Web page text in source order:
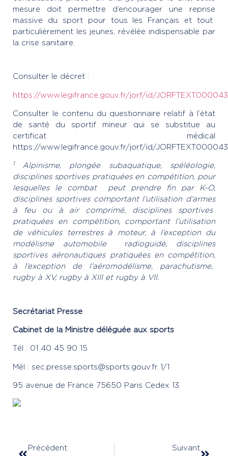
mesure doit permettre d’encourager une reprise
massive du sport pour tous les Français et tout
particulièrement les jeunes, révélée indispensable par
la crise sanitaire.
Consulter le décret :
https://www.legifrance.gouv.fr/jorf/id/
Consulter le contenu du questionnaire relatif à l’état
de santé du sportif mineur qui se substitue au
certificat médical
https://www.legifrance.gouv.fr/jorf/id/
1
Alpinisme, plongée subaquatique, spéléologie,
disciplines sportives pratiquées en compétition, pour
lesquelles le combat peut prendre fin par K-O,
disciplines sportives comportant l’utilisation d’armes
à feu ou à air comprimé, disciplines sportives
pratiquées en compétition, comportant l’utilisation
de véhicules terrestres à moteur, à l’exception du
modélisme automobile radioguidé, disciplines
sportives aéronautiques pratiquées en compétition,
à l’exception de l’aéromodélisme, parachutisme,
rugby à XV, rugby à XIII et rugby à VII.
Secrétariat Presse
Cabinet de la Ministre déléguée aux sports
Tél : 01 40 45 90 15
Mél : sec.presse.sports@sports.gouv.fr 1/1
95 avenue de France 75650 Paris Cedex 13
Précédent Suivant